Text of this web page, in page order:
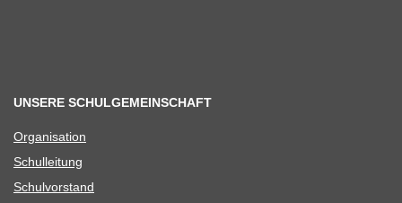
UNSERE SCHULGEMEINSCHAFT
Orga­ni­sa­tion
Schul­lei­tung
Schul­vor­stand